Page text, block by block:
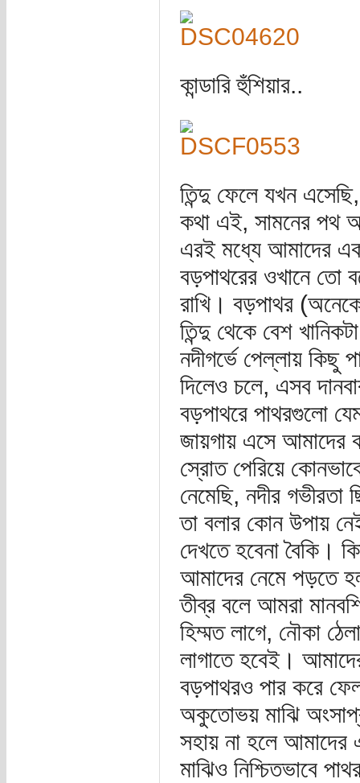
কান্ডারি হুঁশিয়ার..
তিন্দু ফেলে যখন
কথা এই, সামনের পথ
এরই মধ্যে আমাদের
বড়পাথরের ওখানে তো
রাখি। বড়পাথর
তিন্দু থেকে বেশ
নদীগর্ভে পেল্লায়
দিলেও চলে, এসব
বড়পাথরে পাথরগুলো
জায়গায় এসে আমাদের
স্রোত পেরিয়ে
নেমেছি, নদীর
তা বলার কোন উপায়
দেখতে হবেনা বৈকি।
আমাদের নেমে পড়তে
তীব্র বলে আমরা
হিম্মত লাগে, নৌকা
লাগাতে হবেই।
বড়পাথরও পার করে
অকুতোভয় মাঝি
সহায় না হলে আমাদের
মাঝিও নিশ্চিতভাবে